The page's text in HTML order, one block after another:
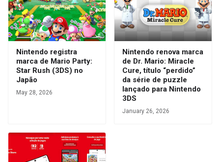
Nintendo registra
marca de Mario Party:
Star Rush (3DS) no
Japão
May 28, 2026
Nintendo renova marca
de Dr. Mario: Miracle
Cure, título “perdido”
da série de puzzle
lançado para Nintendo
3DS
January 26, 2026